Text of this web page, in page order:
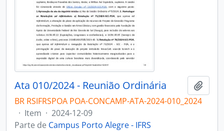
Ata 010/2024 - Reunião Ordinária
BR RSIFRSPOA POA-CONCAMP-ATA-2024-010_2024
· Item · 2024-12-09
Parte de Campus Porto Alegre - IFRS